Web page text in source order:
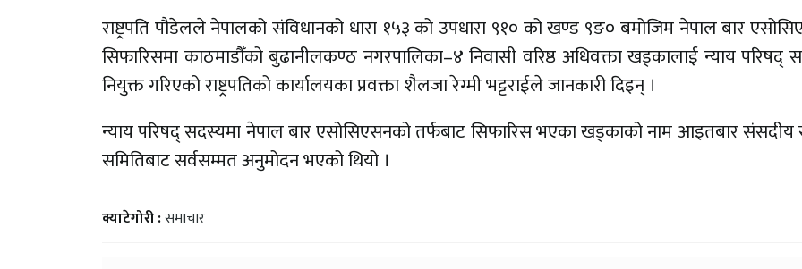
राष्ट्रपति पौडेलले नेपालको संविधानको धारा १५३ को उपधारा ९१० को खण्ड ९ङ० बमोजिम नेपाल बार
सिफारिसमा काठमाडौँको बुढानीलकण्ठ नगरपालिका–४ निवासी वरिष्ठ अधिवक्ता खड्कालाई न्याय परिषद्
नियुक्त गरिएको राष्ट्रपतिको कार्यालयका प्रवक्ता शैलजा रेग्मी भट्टराईले जानकारी दिइन् ।
न्याय परिषद् सदस्यमा नेपाल बार एसोसिएसनको तर्फबाट सिफारिस भएका खड्काको नाम आइतबार संसदीय
समितिबाट सर्वसम्मत अनुमोदन भएको थियो ।
क्याटेगोरी :समाचार